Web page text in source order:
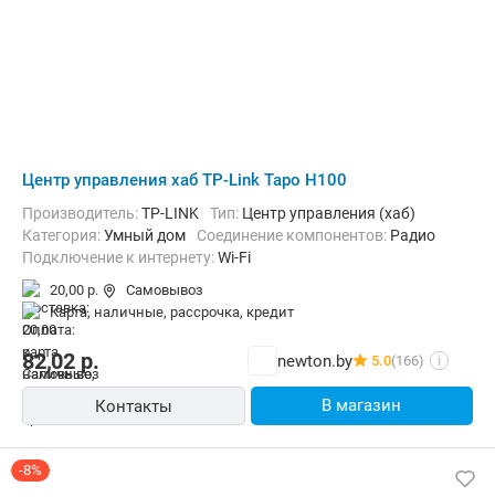
Центр управления хаб TP-Link Tapo H100
Производитель:TP-LINK Тип: Центр управления (хаб)
Категория:Умный дом Соединение компонентов: Радио
Подключение к интернету:Wi-Fi
20,00 р.
Самовывоз
карта, наличные, рассрочка, кредит
82,02 р. newton.by 5.0(166) i
Контакты В магазин
-8%